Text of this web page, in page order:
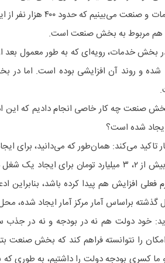
تفکیک در بخش خدمات
هم مربوط به بخش صنعت است.
بخش خدمات، رویه‌ای که به طور معمول بعد
شده و روند آن افزایشی بوده است. اما در
تاکید می‌کند: همان‌طور که می‌دانید، برای
سنگین داریم. شاید بیش از ۲، ۳ میلیارد
براساس آمار مرکز آمار ایجاد شده،
خود دولت هم نه در بودجه و نه در جذب
را نتوانسته فراهم کند که بخش صنعت
کسری بودجه دولت را داشتیم، به طوری